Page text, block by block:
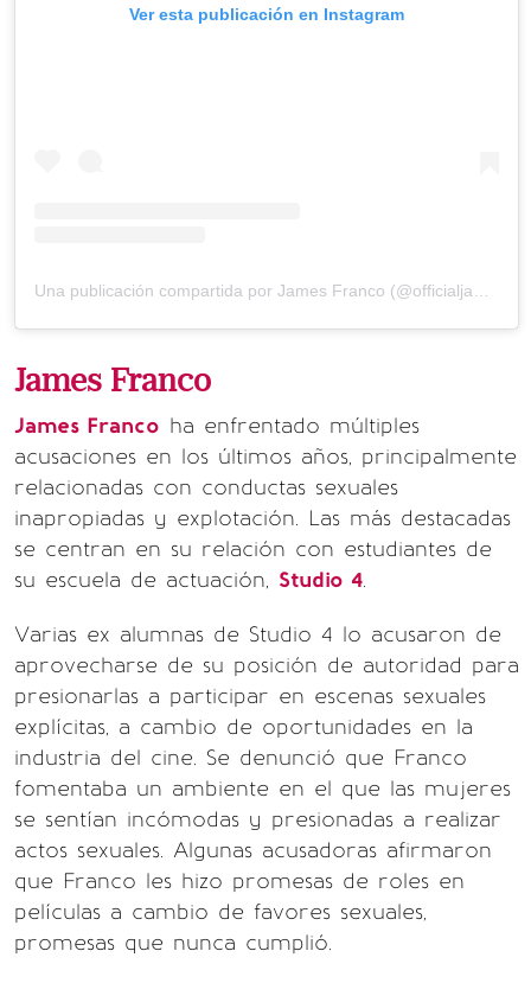
Ver esta publicación en Instagram
James Franco
James Franco ha enfrentado múltiples
acusaciones en los últimos años, principalmente
relacionadas con conductas sexuales
inapropiadas y explotación. Las más destacadas
se centran en su relación con estudiantes de
su escuela de actuación, Studio 4.
Varias ex alumnas de Studio 4 lo acusaron de
aprovecharse de su posición de autoridad para
presionarlas a participar en escenas sexuales
explícitas, a cambio de oportunidades en la
industria del cine. Se denunció que Franco
fomentaba un ambiente en el que las mujeres
se sentían incómodas y presionadas a realizar
actos sexuales. Algunas acusadoras afirmaron
que Franco les hizo promesas de roles en
películas a cambio de favores sexuales,
promesas que nunca cumplió.